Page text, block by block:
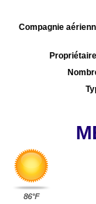
Compagnie
86°F